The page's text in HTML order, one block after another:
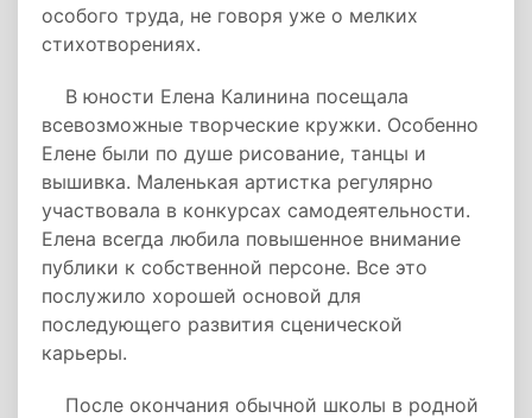
особого труда, не говоря уже о мелких
стихотворениях.
В юности Елена Калинина посещала
всевозможные творческие кружки. Особенно
Елене были по душе рисование, танцы и
вышивка. Маленькая артистка регулярно
участвовала в конкурсах самодеятельности.
Елена всегда любила повышенное внимание
публики к собственной персоне. Все это
послужило хорошей основой для
последующего развития сценической
карьеры.
После окончания обычной школы в родной